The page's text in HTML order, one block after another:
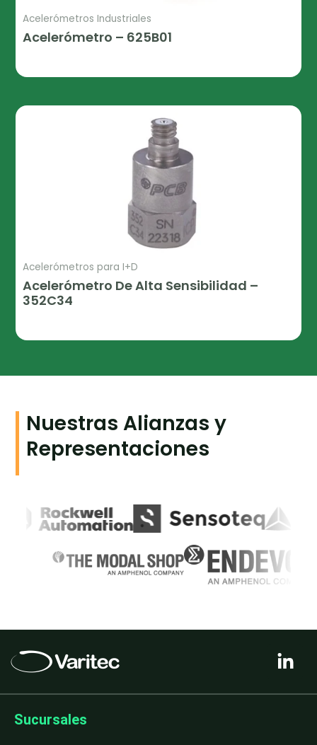
Acelerómetros Industriales
Acelerómetro – 625B01
Acelerómetros para I+D
Acelerómetro De Alta Sensibilidad –
352C34
Nuestras Alianzas y
Representaciones
i
k
Sucursales